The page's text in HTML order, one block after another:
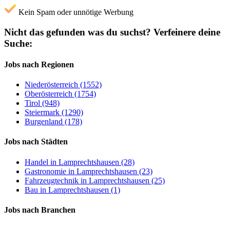
Kein Spam oder unnötige Werbung
Nicht das gefunden was du suchst? Verfeinere deine
Suche:
Jobs nach Regionen
Niederösterreich (1552)
Oberösterreich (1754)
Tirol (948)
Steiermark (1290)
Burgenland (178)
Jobs nach Städten
Handel in Lamprechtshausen (28)
Gastronomie in Lamprechtshausen (23)
Fahrzeugtechnik in Lamprechtshausen (25)
Bau in Lamprechtshausen (1)
Jobs nach Branchen